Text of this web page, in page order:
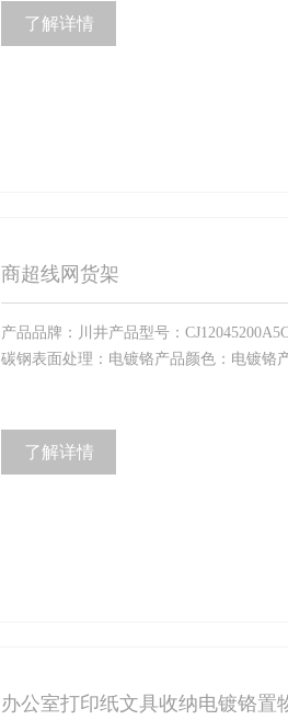
了解详情
商超线网货架
产品品牌：川井产品型号：
碳钢表面处理：电镀铬产品颜色：电镀铬
了解详情
办公室打印纸文具收纳电镀铬置